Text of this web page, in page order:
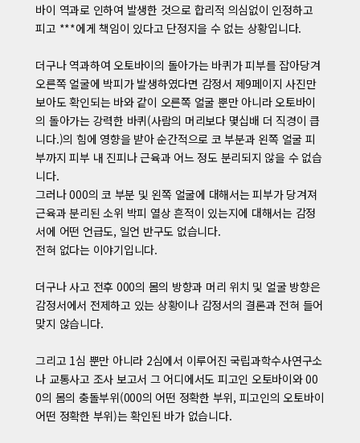
바이 역과로 인하여 발생한 것으로 합리적 의심없이 인정하고
피고 ***에게 책임이 있다고 단정지을 수 없는 상황입니다.
더구나 역과하여 오토바이의 돌아가는 바퀴가 피부를 잡아당겨
오른쪽 얼굴에 박피가 발생하였다면 감정서 제9페이지 사진만
보아도 확인되는 바와 같이 오른쪽 얼굴 뿐만 아니라 오토바이
의 돌아가는 강력한 바퀴(사람의 머리보다 몇십배 더 직경이 큽
니다.)의 힘에 영향을 받아 순간적으로 코 부분과 왼쪽 얼굴 피
부까지 피부 내 진피나 근육과 어느 정도 분리되지 않을 수 없습
니다.
그러나 000의 코 부분 및 왼쪽 얼굴에 대해서는 피부가 당겨져
근육과 분리된 소위 박피 열상 흔적이 있는지에 대해서는 감정
서에 어떤 언급도, 일언 반구도 없습니다.
전혀 없다는 이야기입니다.
더구나 사고 전후 000의 몸의 방향과 머리 위치 및 얼굴 방향은
감정서에서 전제하고 있는 상황이나 감정서의 결론과 전혀 들어
맞지 않습니다.
그리고 1심 뿐만 아니라 2심에서 이루어진 국립과학수사연구소
나 교통사고 조사 보고서 그 어디에서도 피고인 오토바이와 00
0의 몸의 충돌부위(000의 어떤 정확한 부위, 피고인의 오토바이
어떤 정확한 부위)는 확인된 바가 없습니다.